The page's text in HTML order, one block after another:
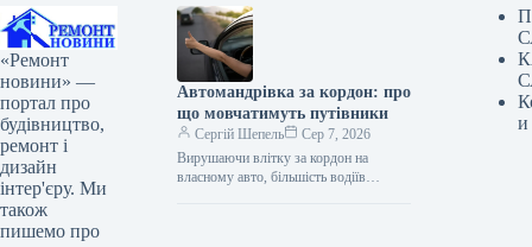
«Ремонт
новини» —
портал про
будівництво,
ремонт і
дизайн
інтер'єру. Ми
також
пишемо про
Автомандрівка за кордон: про
що мовчатимуть путівники
Сергій Шепель
Сер 7, 2026
Вирушаючи влітку за кордон на
власному авто, більшість водіїв
и